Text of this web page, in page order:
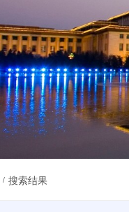
/ 搜索结果